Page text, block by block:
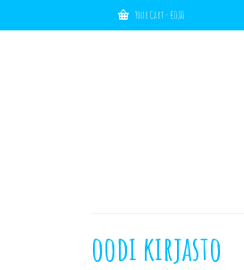
Your Cart-€0,00
oodi kirjasto